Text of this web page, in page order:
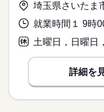
埼玉県さいたま
就業時間１ 9時
土曜日，日曜日
詳細を